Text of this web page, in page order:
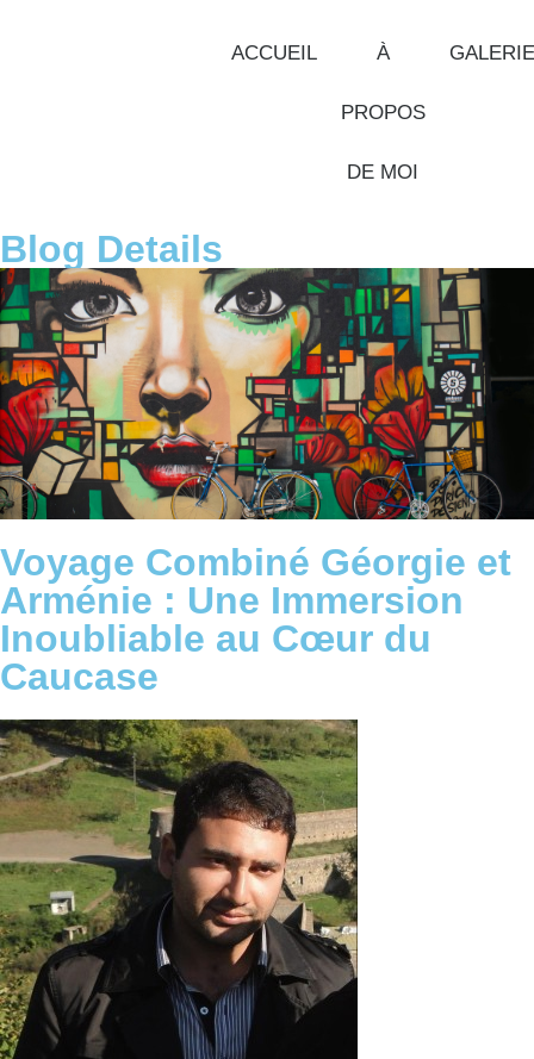
ACCUEIL À
PROPOS
DE MOI
GALERIE
Blog Details
Voyage Combiné Géorgie et
Arménie : Une Immersion
Inoubliable au Cœur du
Caucase